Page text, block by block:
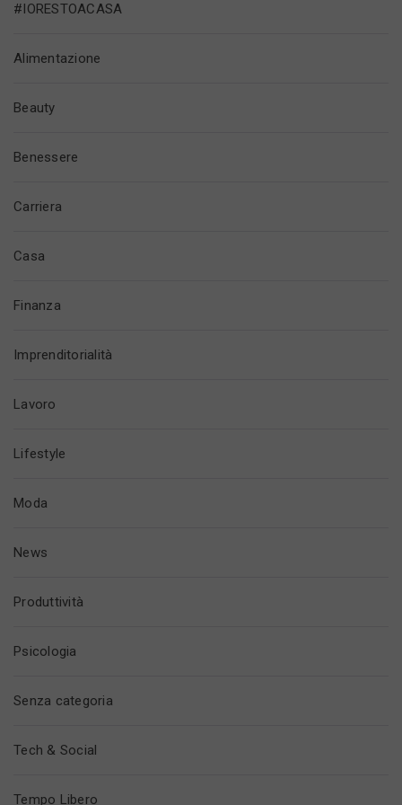
#IORESTOACASA
Alimentazione
Beauty
Benessere
Carriera
Casa
Finanza
Imprenditorialità
Lavoro
Lifestyle
Moda
News
Produttività
Psicologia
Senza categoria
Tech & Social
Tempo Libero